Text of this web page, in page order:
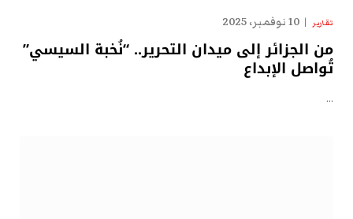
تقارير 10 نوفمبر، 2025
من الجزائر إلى ميدان التحرير.. “نُخبة السيسي”
تُواصل الإبداع
…